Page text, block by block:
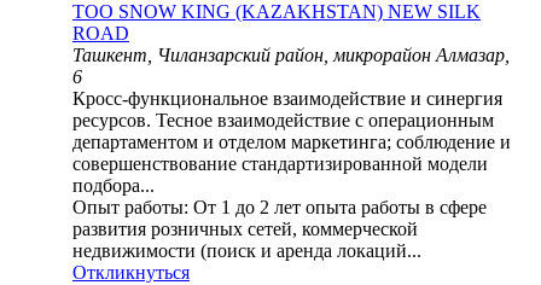
ТОО SNOW KING (KAZAKHSTAN) NEW SILK
ROAD
Ташкент, Чиланзарский район, микрорайон Алмазар,
6
Кросс-функциональное взаимодействие и синергия
ресурсов. Тесное взаимодействие с операционным
департаментом и отделом маркетинга; соблюдение и
совершенствование стандартизированной модели
подбора...
Опыт работы: От 1 до 2 лет опыта работы в сфере
развития розничных сетей, коммерческой
недвижимости (поиск и аренда локаций...
Откликнуться